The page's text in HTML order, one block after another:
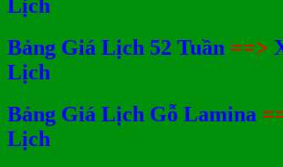
Lịch
Bảng Giá Lịch 52 Tuần ==>
Lịch
Bảng Giá Lịch Gỗ Lamina
Lịch